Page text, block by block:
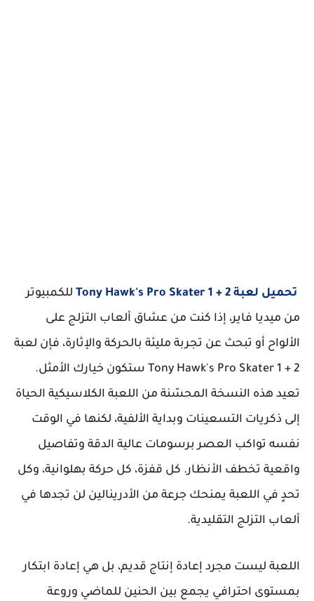
تحميل لعبة Tony Hawk's Pro Skater 1 + 2
للكمبيوتر
من ميديا فاير، إذا كنت من عشاق ألعاب التزلج على
الألواح أو تبحث عن تجربة مليئة بالحركة والإثارة، فإن لعبة
Tony Hawk's Pro Skater 1 + 2 ستكون خيارك الأمثل.
تعيد هذه النسخة المحسّنة من اللعبة الكلاسيكية الحياة
إلى ذكريات التسعينات وبداية الألفية، لكنها في الوقت
نفسه تواكب العصر برسومات عالية الدقة وتفاصيل
واقعية تخطف الأنظار. كل قفزة، كل حركة بهلوانية، وكل
تحدٍ في اللعبة يمنحك جرعة من الأدرينالين لن تجدها في
ألعاب التزلج التقليدية.
اللعبة ليست مجرد إعادة إنتاج قديم، بل هي إعادة ابتكار
بمستوى احترافي يجمع بين الحنين للماضي وروعة